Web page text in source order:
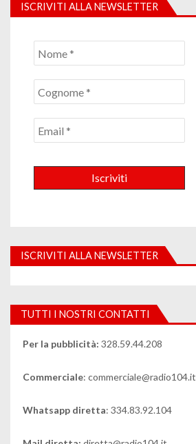
ISCRIVITI ALLA NEWSLETTER
ISCRIVITI ALLA NEWSLETTER
TUTTI I NOSTRI CONTATTI
Per la pubblicità: 328.59.44.208
Commerciale: commerciale@radio104.it
Whatsapp diretta: 334.83.92.104